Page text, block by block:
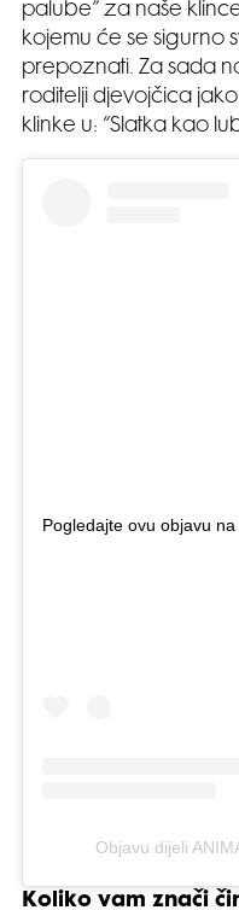
palube” za naše
kojemu će se sigurno
prepoznati. Za sada
roditelji djevojčica
klinke u: “Slatka kao
Pogledajte ovu objavu na
Objavu dijeli
Koliko vam znači